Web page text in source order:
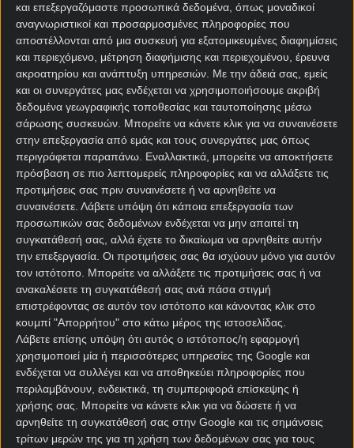
και επεξεργαζόμαστε προσωπικά δεδομένα, όπως μοναδικοί
αναγνωριστικοί και προσαρμοσμένες πληροφορίες που
αποστέλλονται από μια συσκευή για εξατομικευμένες διαφημίσεις
και περιεχόμενο, μέτρηση διαφήμισης και περιεχομένου, έρευνα
ακροατηρίου και ανάπτυξη υπηρεσιών. Με την άδειά σας, εμείς
και οι συνεργάτες μας ενδέχεται να χρησιμοποιήσουμε ακριβή
δεδομένα γεωγραφικής τοποθεσίας και ταυτοποίησης μέσω
σάρωσης συσκευών. Μπορείτε να κάνετε κλικ για να συναινέσετε
στην επεξεργασία από εμάς και τους συνεργάτες μας όπως
περιγράφεται παραπάνω. Εναλλακτικά, μπορείτε να αποκτήσετε
πρόσβαση σε πιο λεπτομερείς πληροφορίες και να αλλάξετε τις
προτιμήσεις σας πριν συναινέσετε ή να αρνηθείτε να
συναινέσετε. Λάβετε υπόψη ότι κάποια επεξεργασία των
προσωπικών σας δεδομένων ενδέχεται να μην απαιτεί τη
συγκατάθεσή σας, αλλά έχετε το δικαίωμα να αρνηθείτε αυτήν
την επεξεργασία. Οι προτιμήσεις σας θα ισχύουν μόνο για αυτόν
τον ιστότοπο. Μπορείτε να αλλάξετε τις προτιμήσεις σας ή να
ανακαλέσετε τη συγκατάθεσή σας ανά πάσα στιγμή
επιστρέφοντας σε αυτόν τον ιστότοπο και κάνοντας κλικ στο
κουμπί "Απορρήτου" στο κάτω μέρος της ιστοσελίδας.
Λάβετε επίσης υπόψη ότι αυτός ο ιστότοπος/η εφαρμογή
χρησιμοποιεί μία ή περισσότερες υπηρεσίες της Google και
ενδέχεται να συλλέγει και να αποθηκεύει πληροφορίες που
περιλαμβάνουν, ενδεικτικά, τη συμπεριφορά επίσκεψης ή
χρήσης σας. Μπορείτε να κάνετε κλικ για να δώσετε ή να
αρνηθείτε τη συγκατάθεσή σας στην Google και τις σημάνσεις
τρίτων μερών της για τη χρήση των δεδομένων σας για τους
📅 10/5 – 14:00 📺 Cosmote Sport 1 HD
Αν αναρωτιέσαι «που θα δω το Σέλτικ – Ρέιντζερς;»,
τότε πρέπει να ξέρεις ότι μεταδίδεται με ζωντανή
μετάδοση μέσα από ταlive streamingτων
στοιχηματικών εταιριών.
Σέλτικ – Ρέιντζερς: Live
Streaming
Μπαίνοντας στο site του FootballΒet, μπορείς να
δεις το Σέλτικ – Ρέιντζερς κανάλι μέσα από τα
παρακάτω link από τιςστοιχηματικές εταιρίες,
κάνοντας εγγραφή και μία κατάθεση, έστω την
ελάχιστη.
Novibet Live ΔΕΣ LIVE ΕΔΩ ▶️
Stoiximan Live ΔΕΣ LIVE ΕΔΩ ▶️